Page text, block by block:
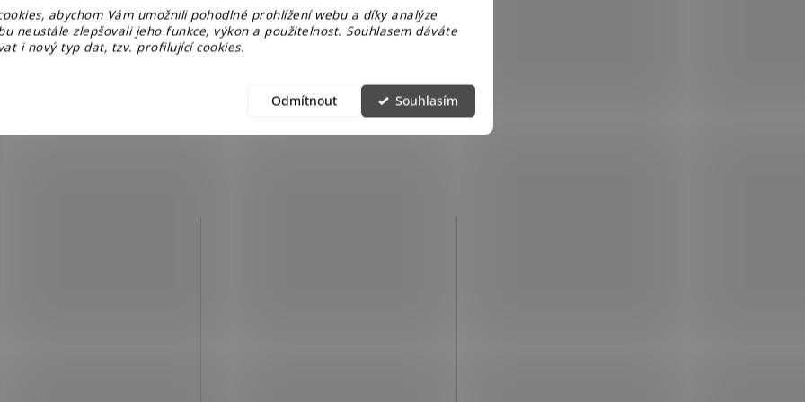
abychom Vám umožnili pohodlné prohlížení webu a díky analýze
neustále zlepšovali jeho funkce, výkon a použitelnost. Souhlasem dáváte
i nový typ dat, tzv. profilující cookies.
Odmítnout Souhlasím